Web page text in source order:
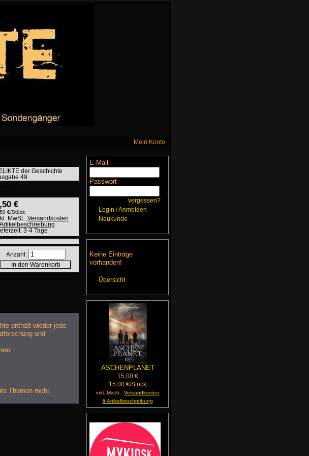
Mein Konto
der Geschichte
49
€
€/Stück
MwSt. ,Versandkosten
3-4 Tage
Anzahl:
enthält wieder jede
und
Themen mehr.
E-Mail
Passwort
vergessen?
Login / Anmelden
Neukunde
Keine Einträge
vorhanden!
Übersicht
ASCHENPLANET
15,00 €
15,00 €/Stück
inkl. MwSt. , Versandkosten
lt.Artikelbeschreibung